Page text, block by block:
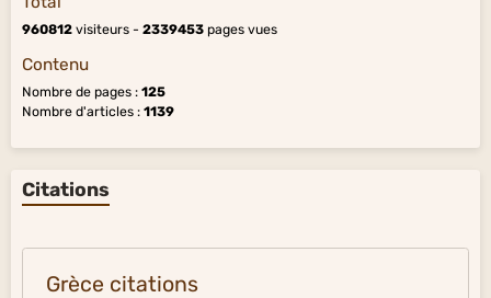
960812 visiteurs - 2339453 pages vues
Contenu
Nombre de pages : 125
Nombre d'articles : 1139
Citations
Grèce citations